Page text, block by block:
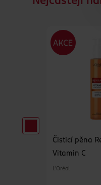
Čisticí pěna
Vitamin C
L'Oréal